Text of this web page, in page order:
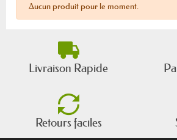
Aucun produit pour le moment.
Livraison Rapide
Retours faciles